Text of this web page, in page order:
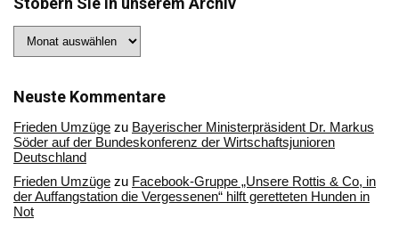
Sie
Archiv
Neuste Kommentare
Frieden Umzüge zu Bayerischer Ministerpräsident Dr. Markus
Söder auf der Bundeskonferenz der Wirtschaftsjunioren
Deutschland
Frieden Umzüge zu Facebook-Gruppe „Unsere Rottis & Co, in
der Auffangstation die Vergessenen“ hilft geretteten Hunden in
Not